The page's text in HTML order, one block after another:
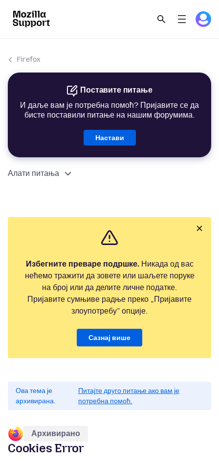
Firefox
Поставите питање
И даље вам је потребна помоћ? Пријавите се да
бисте поставили питање на нашим форумима.
Настави
Алати питања
Избегните преваре подршке.Никада од вас
нећемо тражити да зовете или шаљете поруке
на број или да делите личне податке.
Пријавите сумњиве радње преко „Пријавите
злоупотребу” опције.
Сазнај више
Ова тема је
архивирана.
Питајте друго питање ако вам је
потребна помоћ.
Архивирано
Cookies Error